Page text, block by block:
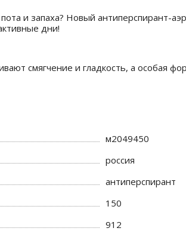
и запаха? Новый антиперспирант-
дни!
смягчение и гладкость, а особая
м2049450
россия
антиперспирант
150
912